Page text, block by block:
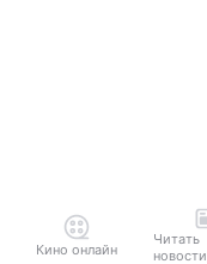
Кино онлайн
Читать
новости